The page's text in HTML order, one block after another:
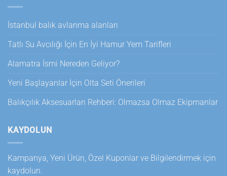
İstanbul balık avlanma alanları
Tatlı Su Avcılığı İçin En İyi Hamur Yem Tarifleri
Alamatra İsmi Nereden Geliyor?
Yeni Başlayanlar İçin Olta Seti Önerileri
Balıkçılık Aksesuarları Rehberi: Olmazsa Olmaz Ekipmanlar
KAYDOLUN
Kampanya, Yeni Ürün, Özel Kuponlar ve Bilgilendirmek için
kaydolun.